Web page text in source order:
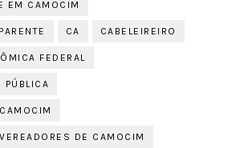
EM CAMOCIM
CA CABELEIREIRO
FEDERAL
PÚBLICA
DE CAMOCIM